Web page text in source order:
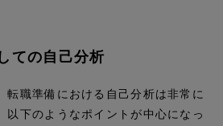
ての自己分析
転職準備における自己分析は非常に
以下のようなポイントが中心になっ